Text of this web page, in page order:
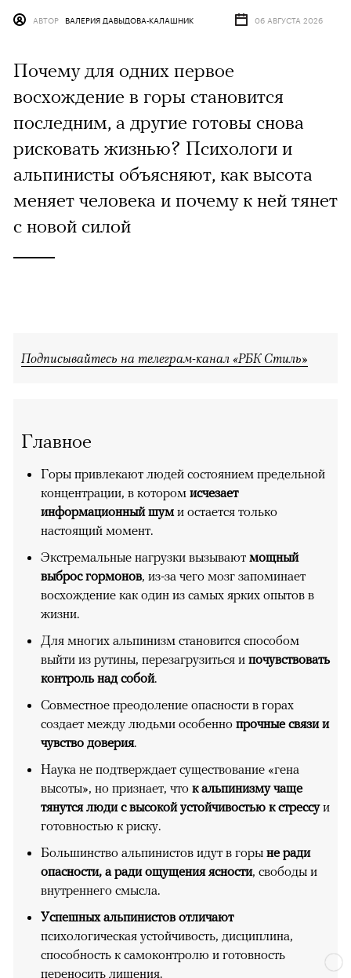
АВТОР ВАЛЕРИЯ ДАВЫДОВА-КАЛАШНИК 06 АВГУСТА 2026
Почему для одних первое
восхождение в горы становится
последним, а другие готовы снова
рисковать жизнью? Психологи и
альпинисты объясняют, как высота
меняет человека и почему к ней тянет
с новой силой
Подписывайтесь на телеграм-канал «РБК Стиль»
Главное
Горы привлекают людей состоянием предельной
концентрации, в котором исчезает
информационный шум и остается только
настоящий момент.
Экстремальные нагрузки вызывают мощный
выброс гормонов, из-за чего мозг запоминает
восхождение как один из самых ярких опытов в
жизни.
Для многих альпинизм становится способом
выйти из рутины, перезагрузиться и почувствовать
контроль над собой.
Совместное преодоление опасности в горах
создает между людьми особенно прочные связи и
чувство доверия.
Наука не подтверждает существование «гена
высоты», но признает, что к альпинизму чаще
тянутся люди с высокой устойчивостью к стрессуи
готовностью к риску.
Большинство альпинистов идут в горы не ради
опасности, а ради ощущения ясности, свободы и
внутреннего смысла.
Успешных альпинистов отличают
психологическая устойчивость, дисциплина,
способность к самоконтролю и готовность
переносить лишения.